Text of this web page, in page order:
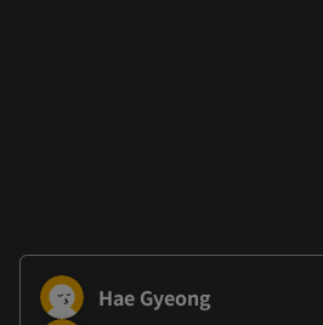
Hae Gyeong